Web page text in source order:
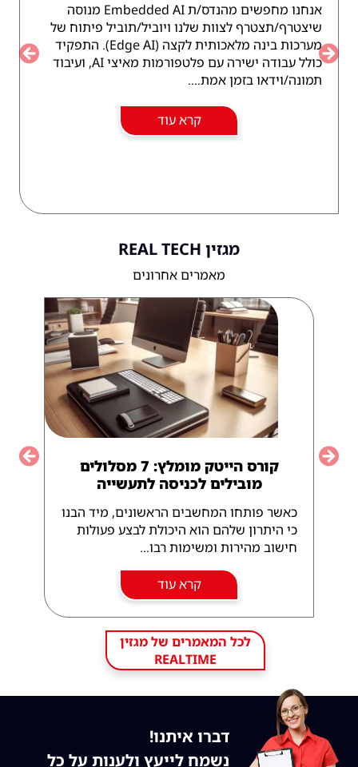
אנחנו מחפשים מהנדס/ת Embedded AI מנוסה
שיצטרף/תצטרף לצוות שלנו ויוביל/תוביל פיתוח של
מערכות בינה מלאכותית לקצה (Edge AI). התפקיד
כולל עבודה ישירה עם פלטפורמות מאיצי AI, ועיבוד
תמונה/וידאו בזמן אמת....
קרא עוד
Next
מגזין REAL TECH
מאמרים אחרונים
קורס הייטק מומלץ: 7 מסלולים
מובילים לכניסה לתעשייה
כאשר פותחו המחשבים הראשונים, מיד הבנו
כי היתרון שלהם הוא היכולת לבצע פעולות
חישוב מהירות ומשימות רבו...
קרא עוד
Next
לכל המאמרים של מגזין
REALTIME
דברו איתנו!
נשמח לייעץ ולענות על כל